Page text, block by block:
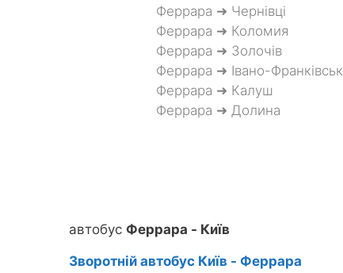
Феррара ➜ Чернівці
Феррара ➜ Коломия
Феррара ➜ Золочів
Феррара ➜ Івано-Франківськ
Феррара ➜ Калуш
Феррара ➜ Долина
автобус Феррара - Київ
Зворотній автобус Київ - Феррара